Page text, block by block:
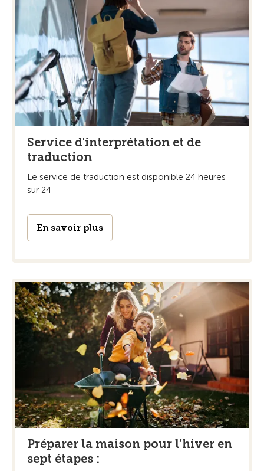
Service d'interprétation et de
traduction
Le service de traduction est disponible 24 heures
sur 24
En savoir plus
Préparer la maison pour l’hiver en
sept étapes :